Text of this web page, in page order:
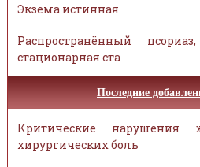
Экзема истинная
Распространённый
стационарная ста
Последние
Критические нарушения
хирургических боль